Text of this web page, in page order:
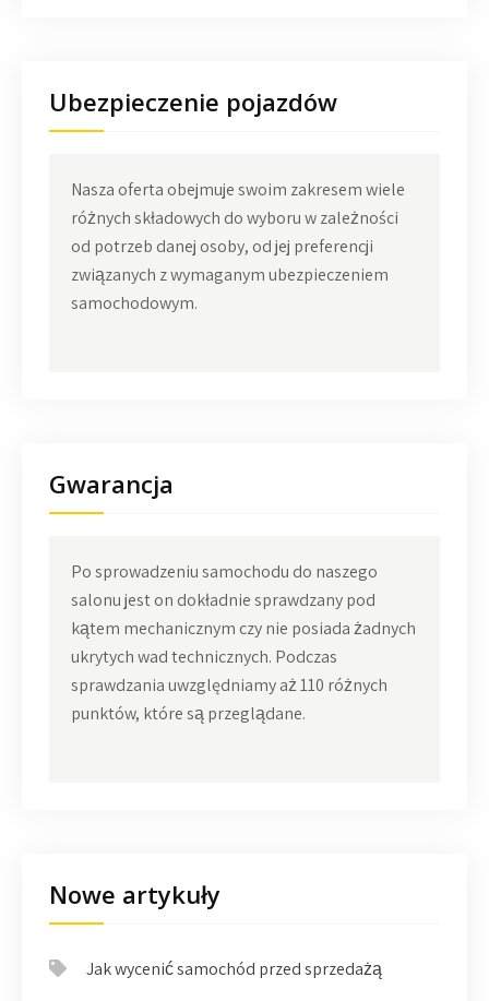
Ubezpieczenie pojazdów
Nasza oferta obejmuje swoim zakresem wiele
różnych składowych do wyboru w zależności
od potrzeb danej osoby, od jej preferencji
związanych z wymaganym ubezpieczeniem
samochodowym.
Gwarancja
Po sprowadzeniu samochodu do naszego
salonu jest on dokładnie sprawdzany pod
kątem mechanicznym czy nie posiada żadnych
ukrytych wad technicznych. Podczas
sprawdzania uwzględniamy aż 110 różnych
punktów, które są przeglądane.
Nowe artykuły
Jak wycenić samochód przed sprzedażą